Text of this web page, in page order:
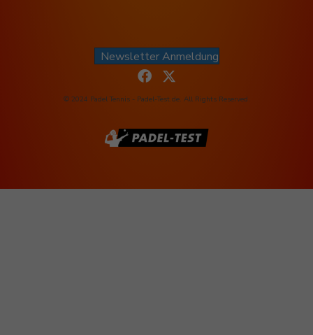
Newsletter Anmeldung
© 2024 Padel Tennis - Padel-Test.de. All Rights Reserved.